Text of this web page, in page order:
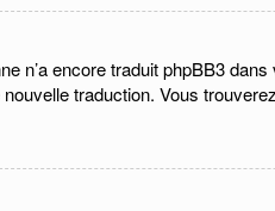
n’a encore traduit phpBB3
traduction. Vous